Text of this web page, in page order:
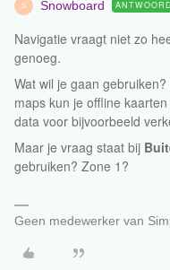
S Snowboard ANTWOORD
Navigatie vraagt niet zo
genoeg.
Wat wil je gaan
maps kun je offline
data voor bijvoorbeeld
Maar je vraag staat bij
gebruiken? Zone 1?
Geen medewerker van